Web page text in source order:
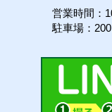
営業時間：
駐車場：